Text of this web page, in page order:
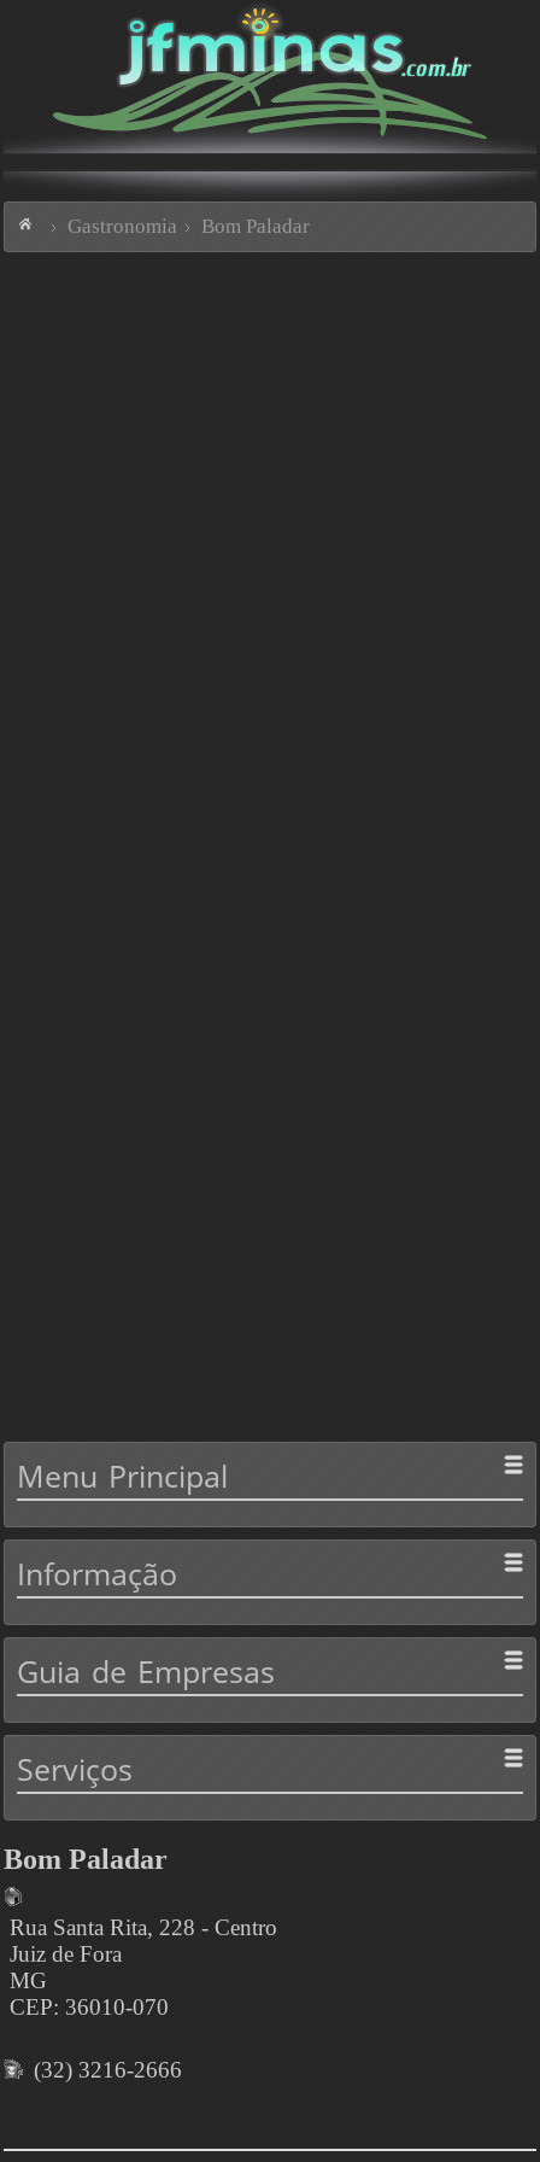
Gastronomia Bom Paladar
Menu Principal
Informação
Guia de Empresas
Serviços
Bom Paladar
Rua Santa Rita, 228 - Centro
Juiz de Fora
MG
CEP: 36010-070
(32) 3216-2666